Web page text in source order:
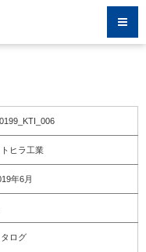
トヒラ工業
年6月
タログ